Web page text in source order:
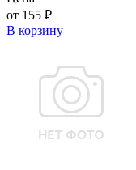
от 155 ₽
В корзину